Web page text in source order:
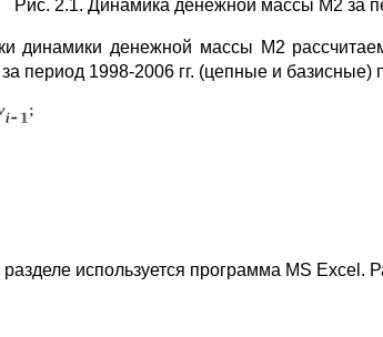
Рис. 2.1. Динамика денежной массы М2 за
динамики денежной массы М2
период 1998-2006 гг. (цепные и
используется программа MS Excel.